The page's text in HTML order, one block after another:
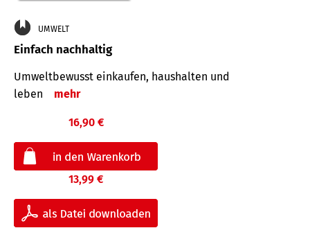
UMWELT
Einfach nachhaltig
Umweltbewusst einkaufen, haushalten und
leben
mehr
16,90 €
13,99 €